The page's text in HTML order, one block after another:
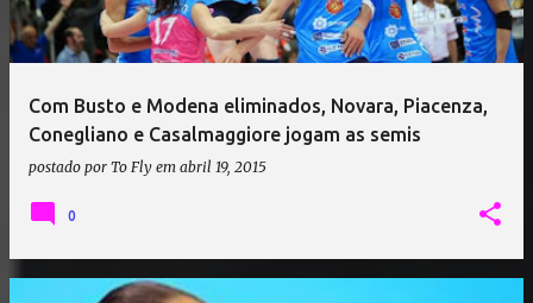
Com Busto e Modena eliminados, Novara, Piacenza,
Conegliano e Casalmaggiore jogam as semis
postado por To Fly em abril 19, 2015
0